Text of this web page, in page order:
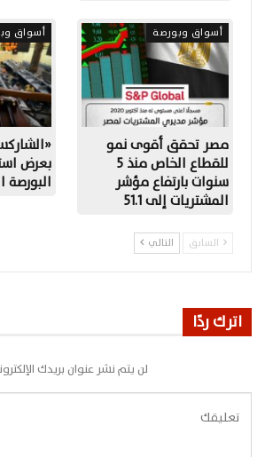
أسواق وبورصة
مصر تحقق أقوى نمو
للقطاع الخاص منذ 5
سنوات بارتفاع مؤشر
المشتريات إلى 51.1
أسواق
بعرض
البورصة
السابق التالي
اترك ردًا
لن يتم نشر عنوان بريدك